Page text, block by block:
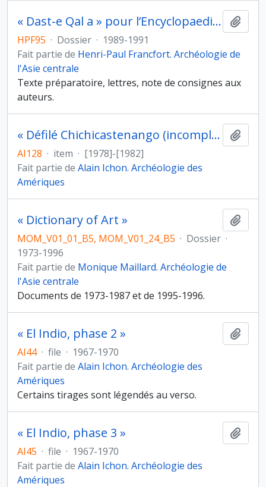
« Dast-e Qal a » pour l’Encyclopaedia Iranica
HPF95 · Dossier · 1989-1991
Fait partie de Henri-Paul Francfort. Archéologie de
l'Asie centrale
Texte préparatoire, lettres, note de consignes aux
auteurs.
« Défilé Chichicastenango (incomplet) »
AI128 · item · [1978]-[1982]
Fait partie de Alain Ichon. Archéologie des
Amériques
« Dictionary of Art »
MOM_V01_01_B5, MOM_V01_24_B5 · Dossier ·
1973-1996
Fait partie de Monique Maillard. Archéologie de
l'Asie centrale
Documents de 1973-1987 et de 1995-1996.
« El Indio, phase 2 »
AI44 · file · 1967-1970
Fait partie de Alain Ichon. Archéologie des
Amériques
Certains tirages sont légendés au verso.
« El Indio, phase 3 »
AI45 · file · 1967-1970
Fait partie de Alain Ichon. Archéologie des
Amériques